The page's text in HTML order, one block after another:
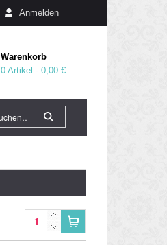
Anmelden
Warenkorb
0 Artikel -0,00 €